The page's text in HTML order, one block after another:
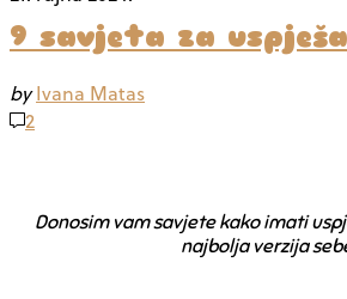
9 savjeta za
by Ivana Matas
2
Donosim vam savjete kako imati
najbolja verzija